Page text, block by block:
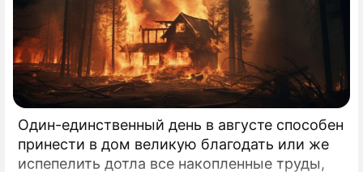
Один-единственный день в августе способен
принести в дом великую благодать или же
испепелить дотла все накопленные труды,